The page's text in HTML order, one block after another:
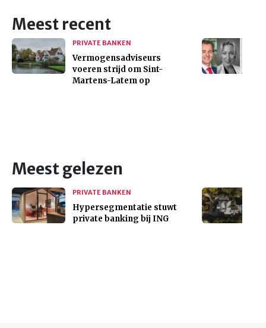
Meest recent
PRIVATE BANKEN
Vermogensadviseurs
voeren strijd om Sint-
Martens-Latem op
Meest gelezen
PRIVATE BANKEN
Hypersegmentatie stuwt
private banking bij ING